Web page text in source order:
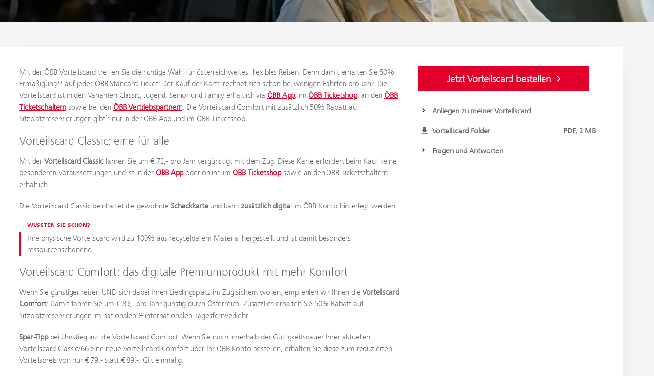
Mit der ÖBB Vorteilscard treffen Sie die richtige Wahl für österreichweites, flexibles Reisen. Denn damit erhalten Sie 50%
Ermäßigung** auf jedes ÖBB Standard-Ticket. Der Kauf der Karte rechnet sich schon bei wenigen Fahrten pro Jahr. Die
Vorteilscard ist in den Varianten Classic, Jugend, Senior und Family erhältlich via ÖBB App, im ÖBB Ticketshop, an den ÖBB
Ticketschaltern sowie bei den ÖBB Vertriebspartnern. Die Vorteilscard Comfort mit zusätzlich 50% Rabatt auf
Sitzplatzreservierungen gibt’s nur in der ÖBB App und im ÖBB Ticketshop.
Vorteilscard Classic: eine für alle
Mit der Vorteilscard Classic fahren Sie um € 73,- pro Jahr vergünstigt mit dem Zug. Diese Karte erfordert beim Kauf keine
besonderen Voraussetzungen und ist in der ÖBB Appoder online im ÖBB Ticketshopsowie an den ÖBB Ticketschaltern
erhältlich.
Die Vorteilscard Classic beinhaltet die gewohnte Scheckkarte und kann zusätzlich digital im ÖBB Konto hinterlegt werden.
WUSSTEN SIE SCHON?
Ihre physische Vorteilscard wird zu 100% aus recycelbarem Material hergestellt und ist damit besonders
ressourcenschonend.
Vorteilscard Comfort: das digitale Premiumprodukt mit mehr Komfort
Wenn Sie günstiger reisen UND sich dabei Ihren Lieblingsplatz im Zug sichern wollen, empfehlen wir Ihnen die Vorteilscard
Comfort: Damit fahren Sie um € 89,- pro Jahr günstig durch Österreich. Zusätzlich erhalten Sie 50% Rabatt auf
Sitzplatzreservierungen im nationalen & internationalen Tagesfernverkehr.
Spar-Tippbei Umstieg auf die Vorteilscard Comfort: Wenn Sie noch innerhalb der Gültigkeitsdauer Ihrer aktuellen
Vorteilscard Classic/66 eine neue Vorteilscard Comfort über Ihr ÖBB Konto bestellen, erhalten Sie diese zum reduzierten
Vorteilspreis von nur € 79,- statt € 89,-. Gilt einmalig.
Jetzt Vorteilscard bestellen
Anliegen zu meiner Vorteilscard
Vorteilscard Folder PDF, 2 MB
Fragen und Antworten